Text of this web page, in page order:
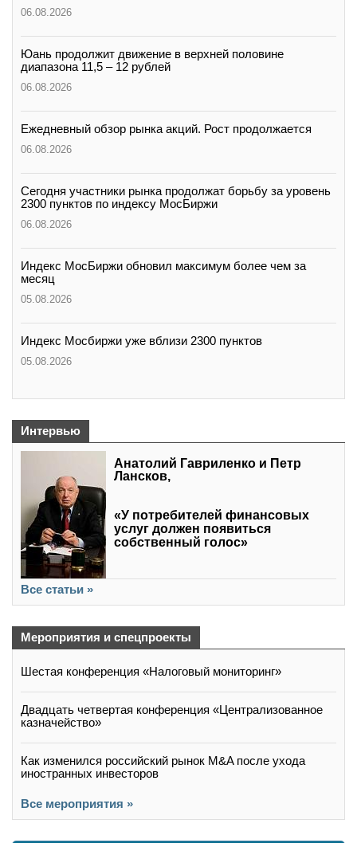
06.08.2026
Юань продолжит движение в верхней половине
диапазона 11,5 – 12 рублей
06.08.2026
Ежедневный обзор рынка акций. Рост продолжается
06.08.2026
Сегодня участники рынка продолжат борьбу за уровень
2300 пунктов по индексу МосБиржи
06.08.2026
Индекс МосБиржи обновил максимум более чем за
месяц
05.08.2026
Индекс Мосбиржи уже вблизи 2300 пунктов
05.08.2026
Интервью
Анатолий Гавриленко и Петр
Лансков,
«У потребителей финансовых
услуг должен появиться
собственный голос»
Все статьи »
Мероприятия и спецпроекты
Шестая конференция «Налоговый мониторинг»
Двадцать четвертая конференция «Централизованное
казначейство»
Как изменился российский рынок M&A после ухода
иностранных инвесторов
Все мероприятия »